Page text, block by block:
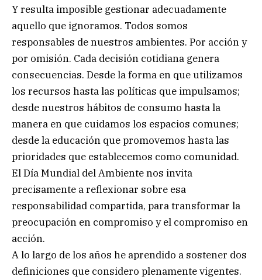
Y resulta imposible gestionar adecuadamente
aquello que ignoramos. Todos somos
responsables de nuestros ambientes. Por acción y
por omisión. Cada decisión cotidiana genera
consecuencias. Desde la forma en que utilizamos
los recursos hasta las políticas que impulsamos;
desde nuestros hábitos de consumo hasta la
manera en que cuidamos los espacios comunes;
desde la educación que promovemos hasta las
prioridades que establecemos como comunidad.
El Día Mundial del Ambiente nos invita
precisamente a reflexionar sobre esa
responsabilidad compartida, para transformar la
preocupación en compromiso y el compromiso en
acción.
A lo largo de los años he aprendido a sostener dos
definiciones que considero plenamente vigentes.